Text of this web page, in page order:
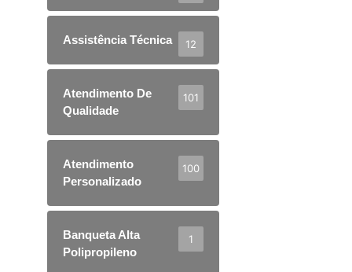
Assistência Técnica 12
Atendimento De
Qualidade
101
Atendimento
Personalizado
100
Banqueta Alta
Polipropileno
1